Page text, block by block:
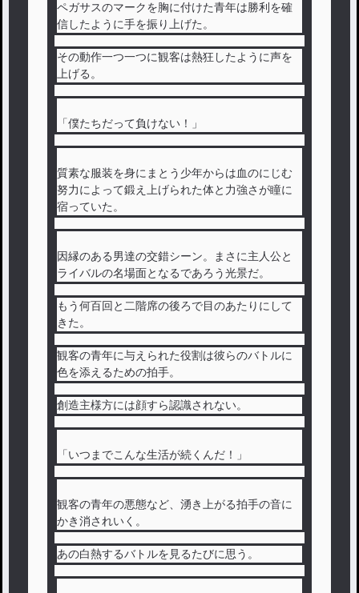
ペガサスのマークを胸に付けた青年は勝利を確
信したように手を振り上げた。
その動作一つ一つに観客は熱狂したように声を
上げる。
「僕たちだって負けない！」
質素な服装を身にまとう少年からは血のにじむ
努力によって鍛え上げられた体と力強さが瞳に
宿っていた。
因縁のある男達の交錯シーン。まさに主人公と
ライバルの名場面となるであろう光景だ。
もう何百回と二階席の後ろで目のあたりにして
きた。
観客の青年に与えられた役割は彼らのバトルに
色を添えるための拍手。
創造主様方には顔すら認識されない。
「いつまでこんな生活が続くんだ！」
観客の青年の悪態など、湧き上がる拍手の音に
かき消されいく。
あの白熱するバトルを見るたびに思う。